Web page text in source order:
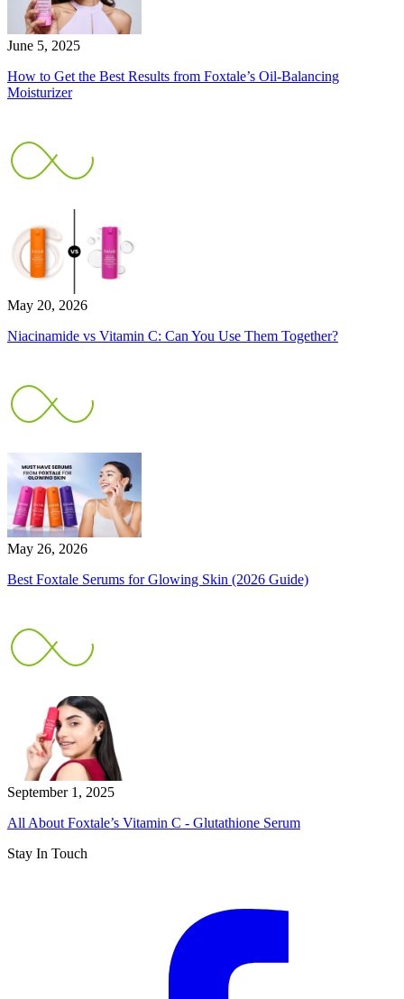
June 5, 2025
How to Get the Best Results from Foxtale’s Oil-Balancing
Moisturizer
May 20, 2026
Niacinamide vs Vitamin C: Can You Use Them Together?
May 26, 2026
Best Foxtale Serums for Glowing Skin (2026 Guide)
September 1, 2025
All About Foxtale’s Vitamin C - Glutathione Serum
Stay In Touch